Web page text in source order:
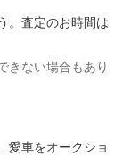
。査定のお時間は
きない場合もあり
愛車をオークショ